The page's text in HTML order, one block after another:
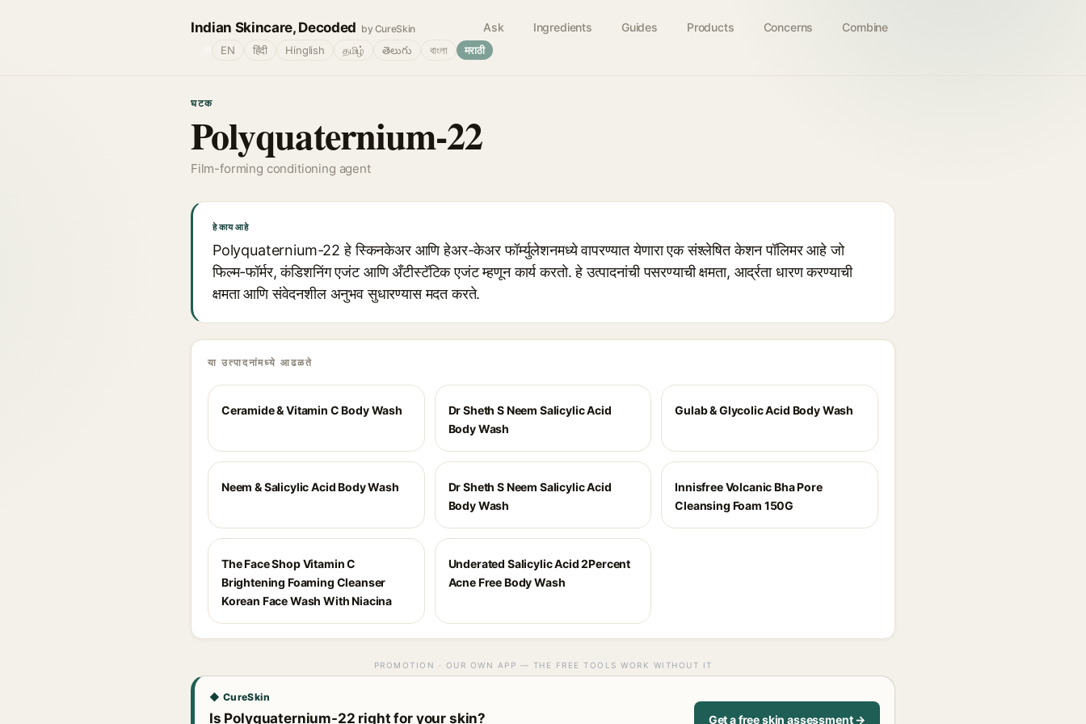
Indian Skincare, Decoded by CureSkin Ask Ingredients Guides Products Concerns Combine
EN हिंदी Hinglish தமிழ் తెలుగు বাংলা मराठी
घटक
Polyquaternium-22
Film-forming conditioning agent
हे काय आहे
Polyquaternium-22 हे स्किनकेअर आणि हेअर-केअर फॉर्म्युलेशनमध्ये वापरण्यात येणारा एक संश्लेषित केशन पॉलिमर आहे जो
फिल्म-फॉर्मर, कंडिशनिंग एजंट आणि अँटीस्टॅटिक एजंट म्हणून कार्य करतो. हे उत्पादनांची पसरण्याची क्षमता, आर्द्रता धारण करण्याची
क्षमता आणि संवेदनशील अनुभव सुधारण्यास मदत करते.
या उत्पादनांमध्ये आढळते
Ceramide & Vitamin C Body Wash
Dr Sheth S Neem Salicylic Acid
Body Wash
Gulab & Glycolic Acid Body Wash
Neem & Salicylic Acid Body Wash
Dr Sheth S Neem Salicylic Acid
Body Wash
Innisfree Volcanic Bha Pore
Cleansing Foam 150G
The Face Shop Vitamin C
Brightening Foaming Cleanser
Korean Face Wash With Niacina
Underated Salicylic Acid 2Percent
Acne Free Body Wash
PROMOTION · OUR OWN APP — THE FREE TOOLS WORK WITHOUT IT
◆ CureSkin
Is Polyquaternium-22 right for your skin? Get a free skin assessment →